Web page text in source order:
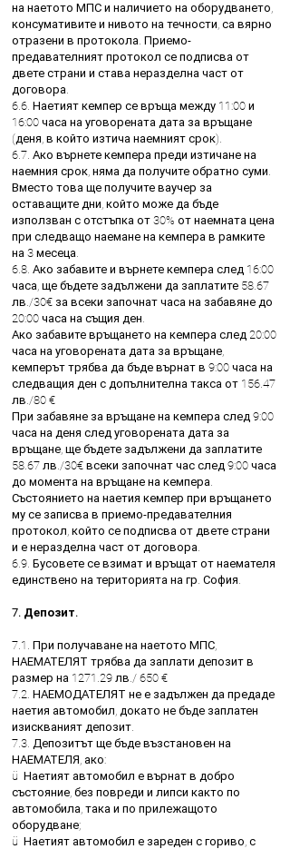
на наетото МПС и наличието на оборудването,
консумативите и нивото на течности, са вярно
отразени в протокола. Приемо-
предавателният протокол се подписва от
двете страни и става неразделна част от
договора.
6.6. Наетият кемпер се връща между 11:00 и
16:00 часа на уговорената дата за връщане
(деня, в който изтича наемният срок).
6.7. Ако върнете кемпера преди изтичане на
наемния срок, няма да получите обратно суми.
Вместо това ще получите ваучер за
оставащите дни, който може да бъде
използван с отстъпка от 30% от наемната цена
при следващо наемане на кемпера в рамките
на 3 месеца.
6.8. Ако забавите и върнете кемпера след 16:00
часа, ще бъдете задължени да заплатите 58.67
лв./30€ за всеки започнат часа на забавяне до
20:00 часа на същия ден.
Ако забавите връщането на кемпера след 20:00
часа на уговорената дата за връщане,
кемперът трябва да бъде върнат в 9:00 часа на
следващия ден с допълнителна такса от 156.47
лв./80 €
При забавяне за връщане на кемпера след 9:00
часа на деня след уговорената дата за
връщане, ще бъдете задължени да заплатите
58.67 лв./30€ всеки започнат час след 9:00 часа
до момента на връщане на кемпера.
Състоянието на наетия кемпер при връщането
му се записва в приемо-предавателния
протокол, който се подписва от двете страни
и е неразделна част от договора.
6.9. Бусовете се взимат и връщат от наемателя
единствено на територията на гр. София.
7. Депозит.
7.1. При получаване на наетото МПС,
НАЕМАТЕЛЯТ трябва да заплати депозит в
размер на 1271.29 лв./ 650 €
7.2. НАЕМОДАТЕЛЯТ не е задължен да предаде
наетия автомобил, докато не бъде заплатен
изискваният депозит.
7.3. Депозитът ще бъде възстановен на
НАЕМАТЕЛЯ, ако:
ü Наетият автомобил е върнат в добро
състояние, без повреди и липси както по
автомобила, така и по прилежащото
оборудване;
ü Наетият автомобил е зареден с гориво, с